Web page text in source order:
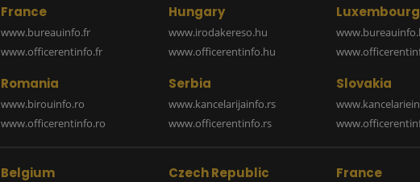
France
www.bureauinfo.fr
www.officerentinfo.fr
Hungary
www.irodakereso.hu
www.officerentinfo.hu
Luxembourg
Romania
www.birouinfo.ro
www.officerentinfo.ro
Serbia
www.kancelarijainfo.rs
www.officerentinfo.rs
Slovakia
Belgium Czech Republic France